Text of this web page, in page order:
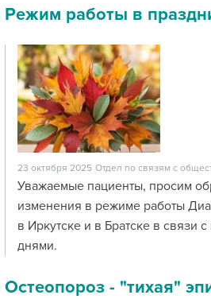
Режим работы в
23 октября 2025 Отдел по связям с
Уважаемые пациенты, просим
изменения в режиме работы
в Иркутске и в Братске в связи
днями.
Остеопороз - "тихая"